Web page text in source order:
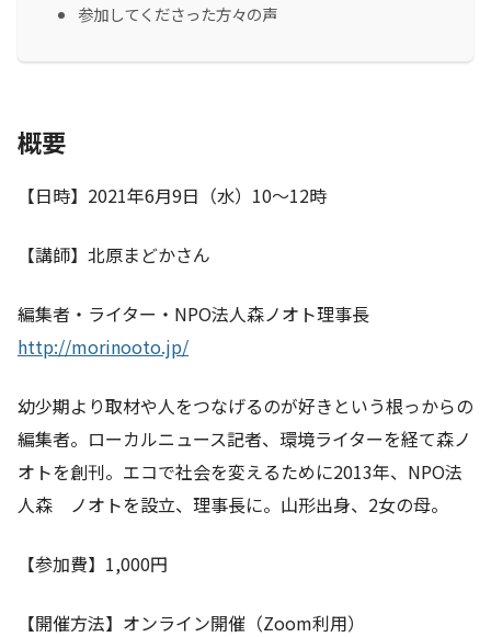
参加してくださった方々の声
概要
【日時】2021年6月9日（水）10〜12時
【講師】北原まどかさん
編集者・ライター・NPO法人森ノオト理事長
http://morinooto.jp/
幼少期より取材や人をつなげるのが好きという根っからの
編集者。ローカルニュース記者、環境ライターを経て森ノ
オトを創刊。エコで社会を変えるために2013年、NPO法
人森 ノオトを設立、理事長に。山形出身、2女の母。
【参加費】1,000円
【開催方法】オンライン開催（Zoom利用）